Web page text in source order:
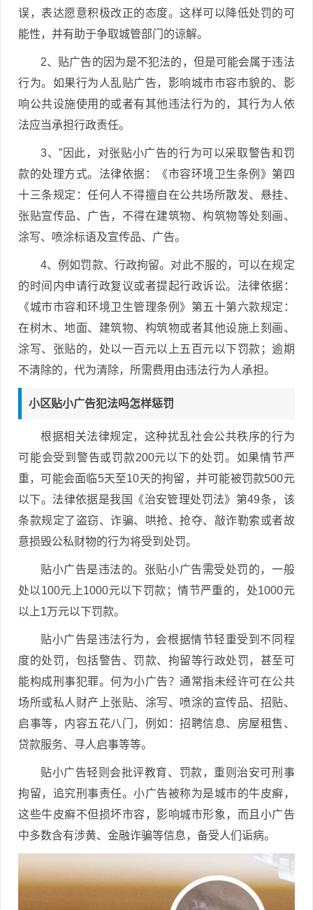
误，表达愿意积极改正的态度。这样可以降低处罚的可
能性，并有助于争取城管部门的谅解。
2、贴广告的因为是不犯法的，但是可能会属于违法
行为。如果行为人乱贴广告，影响城市市容市貌的、影
响公共设施使用的或者有其他违法行为的，其行为人依
法应当承担行政责任。
3、”因此，对张贴小广告的行为可以采取警告和罚
款的处理方式。法律依据：《市容环境卫生条例》第四
十三条规定：任何人不得擅自在公共场所散发、悬挂、
张贴宣传品、广告，不得在建筑物、构筑物等处刻画、
涂写、喷涂标语及宣传品、广告。
4、例如罚款、行政拘留。对此不服的，可以在规定
的时间内申请行政复议或者提起行政诉讼。法律依据：
《城市市容和环境卫生管理条例》第五十第六款规定：
在树木、地面、建筑物、构筑物或者其他设施上刻画、
涂写、张贴的，处以一百元以上五百元以下罚款；逾期
不清除的，代为清除，所需费用由违法行为人承担。
小区贴小广告犯法吗怎样惩罚
根据相关法律规定，这种扰乱社会公共秩序的行为
可能会受到警告或罚款200元以下的处罚。如果情节严
重，可能会面临5天至10天的拘留，并可能被罚款500元
以下。法律依据是我国《治安管理处罚法》第49条，该
条款规定了盗窃、诈骗、哄抢、抢夺、敲诈勒索或者故
意损毁公私财物的行为将受到处罚。
贴小广告是违法的。张贴小广告需受处罚的，一般
处以100元上1000元以下罚款；情节严重的，处1000元
以上1万元以下罚款。
贴小广告是违法行为，会根据情节轻重受到不同程
度的处罚，包括警告、罚款、拘留等行政处罚，甚至可
能构成刑事犯罪。何为小广告？通常指未经许可在公共
场所或私人财产上张贴、涂写、喷涂的宣传品、招贴、
启事等，内容五花八门，例如：招聘信息、房屋租售、
贷款服务、寻人启事等等。
贴小广告轻则会批评教育、罚款，重则治安可刑事
拘留，追究刑事责任。小广告被称为是城市的牛皮癣，
这些牛皮癣不但损坏市容，影响城市形象，而且小广告
中多数含有涉黄、金融诈骗等信息，备受人们诟病。